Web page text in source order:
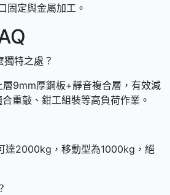
固定與金屬加工。
獨特之處？
層9mm厚鋼板+靜音複合層，有效減
重敲、鉗工組裝等高負荷作業。
達2000kg，移動型為1000kg，絕